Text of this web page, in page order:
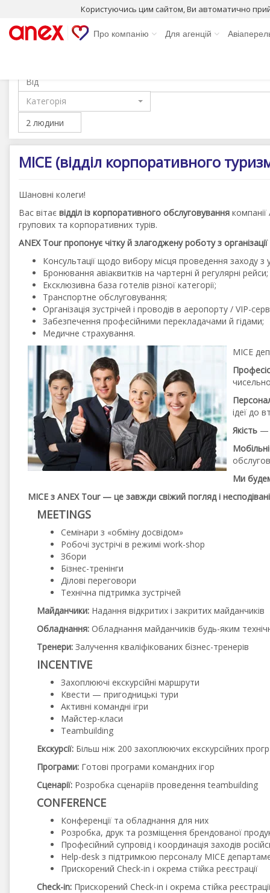
Користуючись цим сайтом, Ви автоматично
Про компанію Для агенцій
Авіаквитки
Київ
Від
Категорія
MICE (відділ корпоративного
Шановні колеги!
Вас вітає відділ із корпоративного обслуговування
групових та корпоративних турів.
ANEX Tour пропонує чітку й злагоджену роботу з
Консультації щодо вибору місця проведення заходу з
Бронювання авіаквитків на чартерні й регулярні рейси;
Ексклюзивна база готелів різної категорії;
Транспортне обслуговування;
Організація зустрічей і проводів в аеропорту / VIP-
Забезпечення професійними перекладачами й гідами;
Медичне страхування.
MICE
ідеї до
Якість —
Ми
MICE з ANEX Tour — це завжди свіжий погляд і
MEETINGS
Семінари з «обміну досвідом»
Робочі зустрічі в режимі work-shop
Збори
Бізнес-тренінги
Ділові переговори
Технічна підтримка зустрічей
Майданчики: Надання відкритих і закритих майданчиків
Обладнання: Обладнання майданчиків будь-яким
Тренери: Залучення кваліфікованих бізнес-тренерів
INCENTIVE
Захоплюючі екскурсійні маршрути
Квести — пригодницькі тури
Активні командні ігри
Майстер-класи
Teambuilding
Екскурсії: Більш ніж 200 захоплюючих екскурсійних
Програми: Готові програми командних ігор
Сценарії: Розробка сценаріїв проведення teambuilding
CONFERENCE
Конференції та обладнання для них
Розробка, друк та розміщення брендованої
Професійний супровід і координація заходів
Help-desk з підтримкою персоналу MICE
Прискорений Check-in і окрема стійка реєстрації
Check-in: Прискорений Check-in і окрема стійка